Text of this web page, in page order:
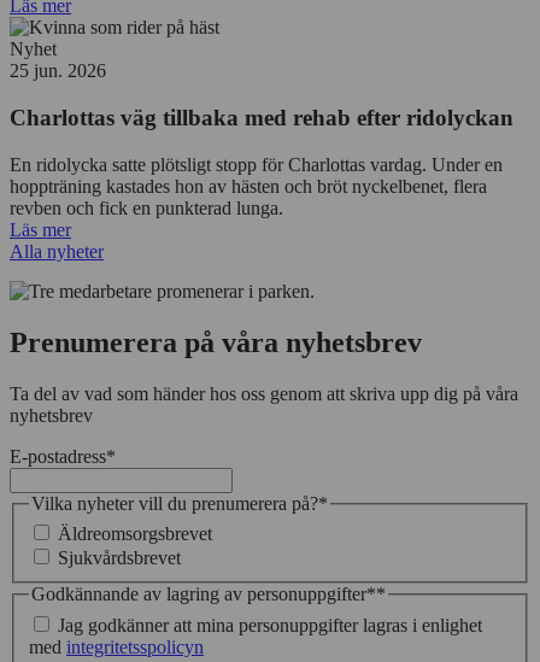
Läs mer
Nyhet
25 jun. 2026
Charlottas väg tillbaka med rehab efter ridolyckan
En ridolycka satte plötsligt stopp för Charlottas vardag. Under en
hoppträning kastades hon av hästen och bröt nyckelbenet, flera
revben och fick en punkterad lunga.
Läs mer
Alla nyheter
Prenumerera på våra nyhetsbrev
Ta del av vad som händer hos oss genom att skriva upp dig på våra
nyhetsbrev
E-postadress*
Vilka nyheter vill du prenumerera på?*
Äldreomsorgsbrevet
Sjukvårdsbrevet
Godkännande av lagring av personuppgifter**
Jag godkänner att mina personuppgifter lagras i enlighet
med integritetsspolicyn